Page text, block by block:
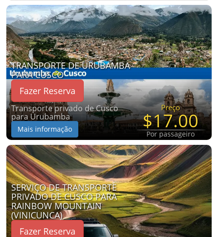
TRANSPORTE DE URUBAMBA
PARA CUSCO
Fazer Reserva
Transporte privado de Cusco
para Urubamba
Mais informação
Preço
$17.00
Por passageiro
SERVIÇO DE TRANSPORTE
PRIVADO DE CUSCO PARA
RAINBOW MOUNTAIN
(VINICUNCA)
Fazer Reserva